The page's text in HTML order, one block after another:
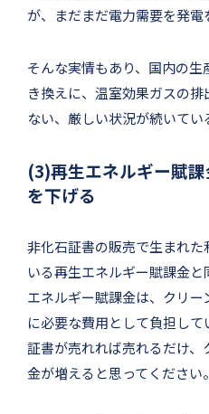
が、まだまだ電力需要を発電
そんな実情もあり、国内の
き換えに、温室効果ガスの
ない、厳しい状況が続いてい
(3)再生エネルギー賦
を下げる
非化石証書の販売で生まれ
いる再生エネルギー賦課金
エネルギー賦課金は、クリ
に必要な費用として負担し
証書が売れれば売れるだけ
金が増えると思ってください。